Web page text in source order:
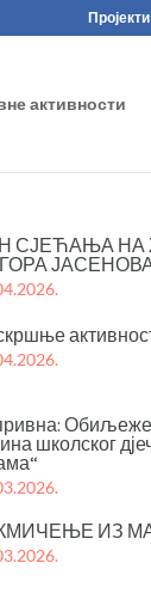
Пројекти
активности
СЈЕЋАЊА НА
школског
ИЗ